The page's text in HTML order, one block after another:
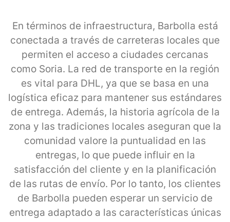
En términos de infraestructura, Barbolla está
conectada a través de carreteras locales que
permiten el acceso a ciudades cercanas
como Soria. La red de transporte en la región
es vital para DHL, ya que se basa en una
logística eficaz para mantener sus estándares
de entrega. Además, la historia agrícola de la
zona y las tradiciones locales aseguran que la
comunidad valore la puntualidad en las
entregas, lo que puede influir en la
satisfacción del cliente y en la planificación
de las rutas de envío. Por lo tanto, los clientes
de Barbolla pueden esperar un servicio de
entrega adaptado a las características únicas